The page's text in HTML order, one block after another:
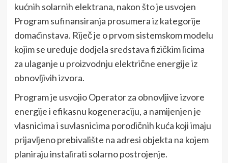
kućnih solarnih elektrana, nakon što je usvojen
Program sufinansiranja prosumera iz kategorije
domaćinstava. Riječ je o prvom sistemskom modelu
kojim se uređuje dodjela sredstava fizičkim licima
za ulaganje u proizvodnju električne energije iz
obnovljivih izvora.
Program je usvojio Operator za obnovljive izvore
energije i efikasnu kogeneraciju, a namijenjen je
vlasnicima i suvlasnicima porodičnih kuća koji imaju
prijavljeno prebivalište na adresi objekta na kojem
planiraju instalirati solarno postrojenje.